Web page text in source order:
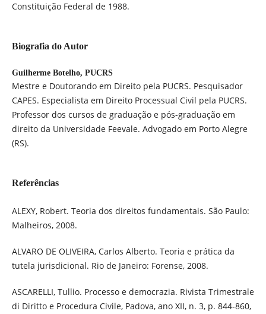
Constituição Federal de 1988.
Biografia do Autor
Guilherme Botelho, PUCRS
Mestre e Doutorando em Direito pela PUCRS. Pesquisador
CAPES. Especialista em Direito Processual Civil pela PUCRS.
Professor dos cursos de graduação e pós-graduação em
direito da Universidade Feevale. Advogado em Porto Alegre
(RS).
Referências
ALEXY, Robert. Teoria dos direitos fundamentais. São Paulo:
Malheiros, 2008.
ALVARO DE OLIVEIRA, Carlos Alberto. Teoria e prática da
tutela jurisdicional. Rio de Janeiro: Forense, 2008.
ASCARELLI, Tullio. Processo e democrazia. Rivista Trimestrale
di Diritto e Procedura Civile, Padova, ano XII, n. 3, p. 844-860,